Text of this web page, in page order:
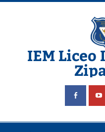
Saltar
IEM Liceo
Pagina del Liceo